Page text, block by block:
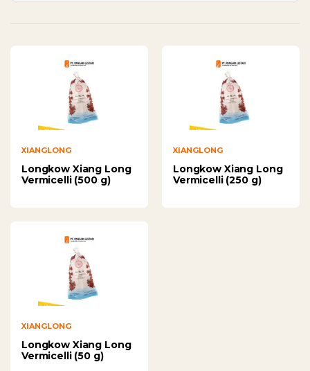
XIANGLONG
Longkow Xiang Long
Vermicelli (500 g)
XIANGLONG
Longkow Xiang Long
Vermicelli (250 g)
XIANGLONG
Longkow Xiang Long
Vermicelli (50 g)